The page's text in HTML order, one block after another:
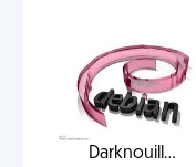
Darknouill...